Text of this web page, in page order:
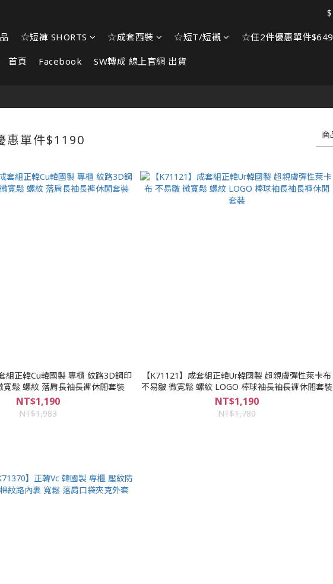
☆短褲 SHORTS ☆成套西裝 ☆短T/短襯 ☆任2件優惠單件$649
首頁 Facebook SW轉成 線上官網 出貨
$
惠單件$1190 商
組正韓Cu韓國製 專櫃 紋路3D鋼印
寬鬆 螺紋 落肩長袖長褲休閒套裝
NT$1,190
NT$1,983
【K71121】成套組正韓Ur韓國製 超親膚彈性萊卡布
不易皺 微寬鬆 螺紋 LOGO 棒球袖長袖長褲休閒套裝
NT$1,190
NT$1,780